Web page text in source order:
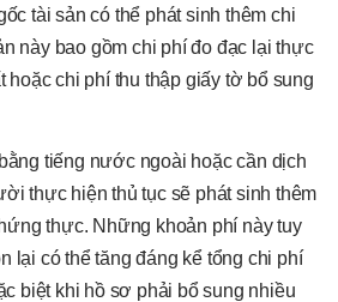
tài sản có thể phát sinh thêm chi
này bao gồm chi phí đo đạc lại thực
hoặc chi phí thu thập giấy tờ bổ sung
tiếng nước ngoài hoặc cần dịch
thực hiện thủ tục sẽ phát sinh thêm
thực. Những khoản phí này tuy
lại có thể tăng đáng kể tổng chi phí
biệt khi hồ sơ phải bổ sung nhiều